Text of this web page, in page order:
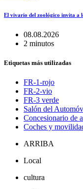
El vivario del zoológico invita a
08.08.2026
2 minutos
Etiquetas más utilizadas
FR-1-rojo
FR-2-vio
FR-3 verde
Salón del
Concesionario de
Coches y
ARRIBA
Local
cultura